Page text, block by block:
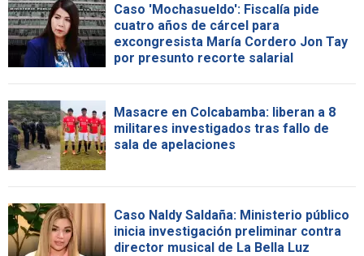
Caso 'Mochasueldo': Fiscalía pide
cuatro años de cárcel para
excongresista María Cordero Jon Tay
por presunto recorte salarial
Masacre en Colcabamba: liberan a 8
militares investigados tras fallo de
sala de apelaciones
Caso Naldy Saldaña: Ministerio público
inicia investigación preliminar contra
director musical de La Bella Luz